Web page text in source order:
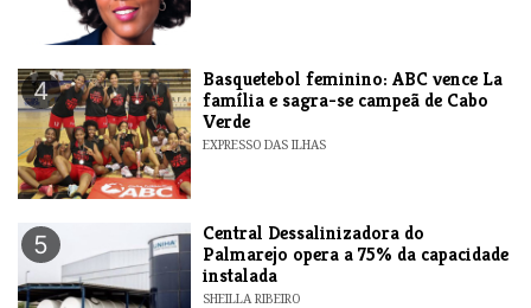
4
Basquetebol feminino: ABC vence La
família e sagra-se campeã de Cabo
Verde
EXPRESSO DAS ILHAS
5
Central Dessalinizadora do
Palmarejo opera a 75% da capacidade
instalada
SHEILLA RIBEIRO